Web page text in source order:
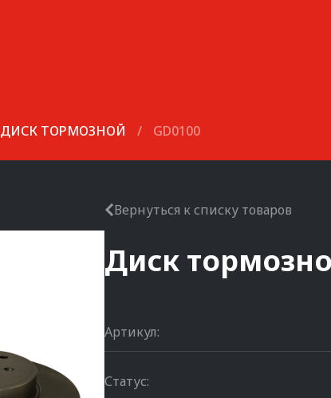
ДИСК ТОРМОЗНОЙ / GD0100
Вернуться к списку товаров
Диск
Артикул:
Статус: